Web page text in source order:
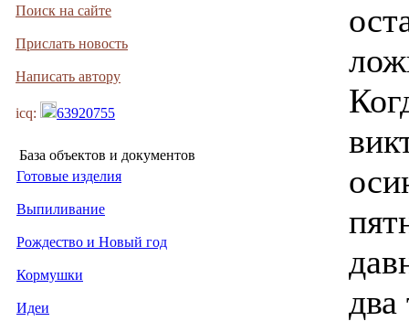
Поиск на сайте
Прислать новость
Написать автору
icq: 63920755
База объектов и документов
Готовые изделия
Выпиливание
Рождество и Новый год
Кормушки
Идеи